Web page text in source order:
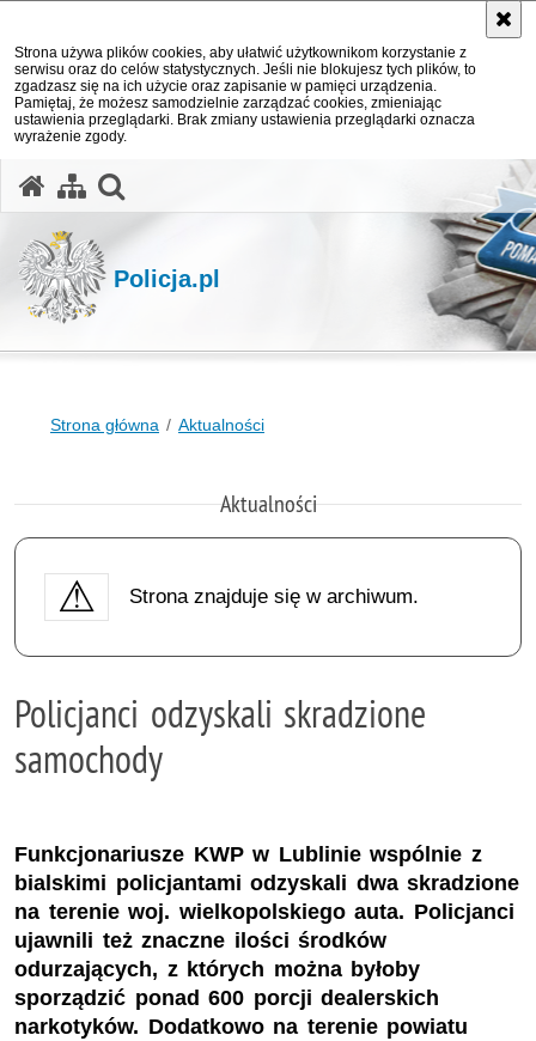
Strona używa plików cookies, aby ułatwić użytkownikom korzystanie z
serwisu oraz do celów statystycznych. Jeśli nie blokujesz tych plików, to
zgadzasz się na ich użycie oraz zapisanie w pamięci urządzenia.
Pamiętaj, że możesz samodzielnie zarządzać cookies, zmieniając
ustawienia przeglądarki. Brak zmiany ustawienia przeglądarki oznacza
wyrażenie zgody.
Policja.pl
Strona główna Aktualności
Aktualności
Strona znajduje się w archiwum.
Policjanci odzyskali skradzione
samochody
Funkcjonariusze KWP w Lublinie wspólnie z
bialskimi policjantami odzyskali dwa skradzione
na terenie woj. wielkopolskiego auta. Policjanci
ujawnili też znaczne ilości środków
odurzających, z których można byłoby
sporządzić ponad 600 porcji dealerskich
narkotyków. Dodatkowo na terenie powiatu